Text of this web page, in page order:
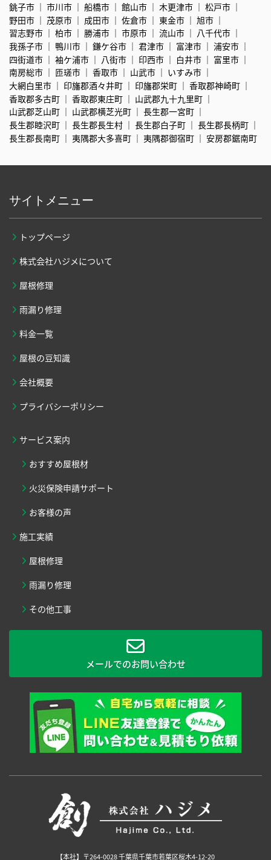
銚子市 市川市 船橋市 館山市 木更津市
松戸市
野田市
茂原市 成田市 佐倉市 東金市
旭市
習志野市
柏市 勝浦市 市原市 流山市
八千代市
我孫子市
鴨川市 鎌ケ谷市 君津市 富津市
浦安市
四街道市
袖ケ浦市 八街市 印西市 白井市
富里市
南房総市
匝瑳市 香取市 山武市
いすみ市
大網白里市
印旛郡酒々井町 印旛郡栄町
香取郡神崎町
香取郡多古町
香取郡東庄町
山武郡九十九里町
山武郡芝山町
山武郡横芝光町
長生郡一宮町
長生郡睦沢町
長生郡長生村 長生郡白子町
長生郡長柄町
長生郡長南町
夷隅郡大多喜町 夷隅郡御宿町 安房郡鋸南町
サイトメニュー
トップページ
株式会社ハジメについて
屋根修理
雨漏り修理
料金一覧
屋根の豆知識
会社概要
プライバシーポリシー
サービス案内
おすすめ屋根材
火災保険申請サポート
お客様の声
施工実績
屋根修理
雨漏り修理
その他工事
メールでのお問い合わせ
【本社】〒264-0028 千葉県千葉市若葉区桜木4-12-20